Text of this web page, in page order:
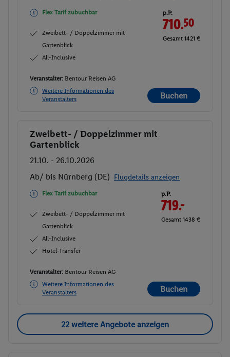
Flex Tarif zubuchbar
Zweibett- / Doppelzimmer mit
Gartenblick
All-Inclusive
p.P.
710.50
Gesamt 1421 €
Veranstalter: Bentour Reisen AG
Weitere Informationen des
Veranstalters
Buchen
Buchen
Zweibett- / Doppelzimmer mit
Gartenblick
21.10. - 26.10.2026
Ab/ bis Nürnberg (DE) Flugdetails anzeigen
Flex Tarif zubuchbar
Zweibett- / Doppelzimmer mit
Gartenblick
All-Inclusive
Hotel-Transfer
p.P.
719.-
Gesamt 1438 €
Veranstalter: Bentour Reisen AG
Weitere Informationen des
Veranstalters
Buchen
22 weitere Angebote anzeigen